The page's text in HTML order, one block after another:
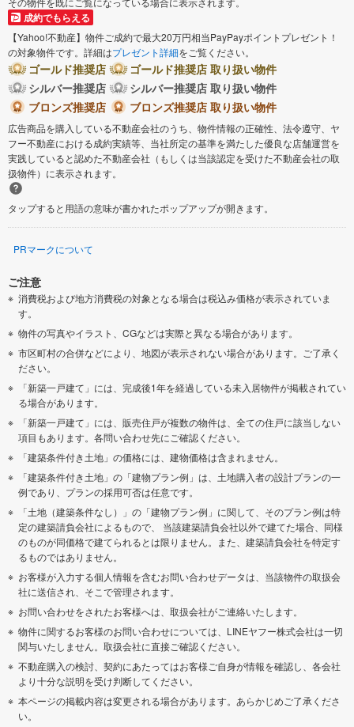
成約でもらえる
【Yahoo!不動産】物件ご成約で最大20万円相当PayPayポイントプレゼント！
の対象物件です。詳細はプレゼント詳細をご覧ください。
ゴールド推奨店
ゴールド推奨店 取り扱い物件
シルバー推奨店
シルバー推奨店 取り扱い物件
ブロンズ推奨店
ブロンズ推奨店 取り扱い物件
広告商品を購入している不動産会社のうち、物件情報の正確性、法令遵守、ヤ
フー不動産における成約実績等、当社所定の基準を満たした優良な店舗運営を
実践していると認めた不動産会社（もしくは当該認定を受けた不動産会社の取
扱物件）に表示されます。
タップすると用語の意味が書かれたポップアップが開きます。
PRマークについて
ご注意
消費税および地方消費税の対象となる場合は税込み価格が表示されていま
す。
物件の写真やイラスト、CGなどは実際と異なる場合があります。
市区町村の合併などにより、地図が表示されない場合があります。ご了承く
ださい。
「新築一戸建て」には、完成後1年を経過している未入居物件が掲載されてい
る場合があります。
「新築一戸建て」には、販売住戸が複数の物件は、全ての住戸に該当しない
項目もあります。各問い合わせ先にご確認ください。
「建築条件付き土地」の価格には、建物価格は含まれません。
「建築条件付き土地」の「建物プラン例」は、土地購入者の設計プランの一
例であり、プランの採用可否は任意です。
「土地（建築条件なし）」の「建物プラン例」に関して、そのプラン例は特
定の建築請負会社によるもので、 当該建築請負会社以外で建てた場合、同様
のものが同価格で建てられるとは限りません。また、建築請負会社を特定す
るものではありません。
お客様が入力する個人情報を含むお問い合わせデータは、当該物件の取扱会
社に送信され、そこで管理されます。
お問い合わせをされたお客様へは、取扱会社がご連絡いたします。
物件に関するお客様のお問い合わせについては、LINEヤフー株式会社は一切
関与いたしません。取扱会社に直接ご確認ください。
不動産購入の検討、契約にあたってはお客様ご自身が情報を確認し、各会社
より十分な説明を受け判断してください。
本ページの掲載内容は変更される場合があります。あらかじめご了承くださ
い。